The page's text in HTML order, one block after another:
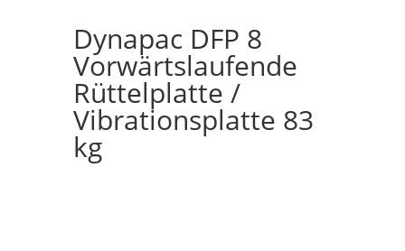
Dynapac DFP 8
Vorwärtslaufende
Rüttelplatte /
Vibrationsplatte 83
kg